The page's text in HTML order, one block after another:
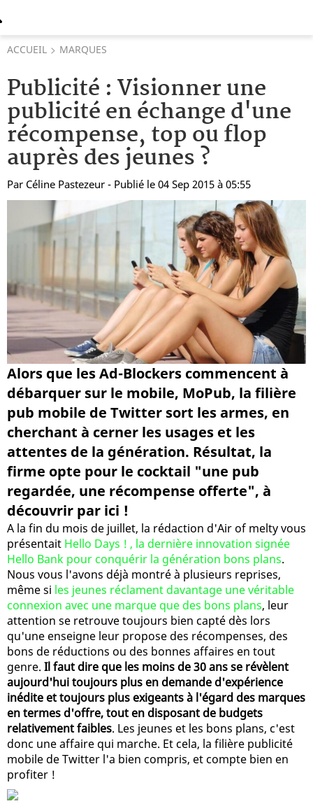
ACCUEIL MARQUES
Publicité : Visionner une
publicité en échange d'une
récompense, top ou flop
auprès des jeunes ?
Par Céline Pastezeur - Publié le 04 Sep 2015 à 05:55
Alors que les Ad-Blockers commencent à
débarquer sur le mobile, MoPub, la filière
pub mobile de Twitter sort les armes, en
cherchant à cerner les usages et les
attentes de la génération. Résultat, la
firme opte pour le cocktail "une pub
regardée, une récompense offerte", à
découvrir par ici !
A la fin du mois de juillet, la rédaction d'Air of melty vous
présentait Hello Days ! , la dernière innovation signée
Hello Bank pour conquérir la génération bons plans.
Nous vous l'avons déjà montré à plusieurs reprises,
même si les jeunes réclament davantage une véritable
connexion avec une marque que des bons plans, leur
attention se retrouve toujours bien capté dès lors
qu'une enseigne leur propose des récompenses, des
bons de réductions ou des bonnes affaires en tout
genre. Il faut dire que les moins de 30 ans se révèlent
aujourd'hui toujours plus en demande d'expérience
inédite et toujours plus exigeants à l'égard des marques
en termes d'offre, tout en disposant de budgets
relativement faibles. Les jeunes et les bons plans, c'est
donc une affaire qui marche. Et cela, la filière publicité
mobile de Twitter l'a bien compris, et compte bien en
profiter !